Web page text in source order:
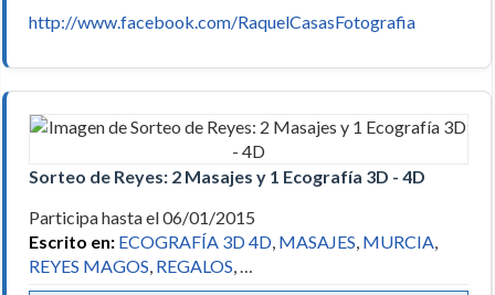
http://www.facebook.com/RaquelCasasFotografia
Sorteo de Reyes: 2 Masajes y 1 Ecografía 3D - 4D
Participa hasta el 06/01/2015
Escrito en: ECOGRAFÍA 3D 4D, MASAJES, MURCIA,
REYES MAGOS, REGALOS, …